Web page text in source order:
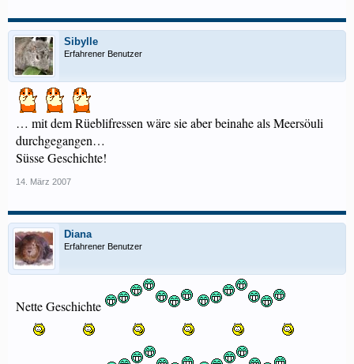
Sibylle
Erfahrener Benutzer
… mit dem Rüeblifressen wäre sie aber beinahe als Meersöuli
durchgegangen…
Süsse Geschichte!
14. März 2007
Diana
Erfahrener Benutzer
Nette Geschichte